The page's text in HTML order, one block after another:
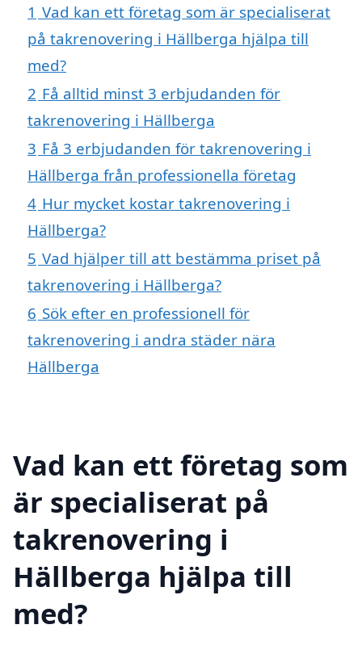
1 Vad kan ett företag som är specialiserat
på takrenovering i Hällberga hjälpa till
med?
2 Få alltid minst 3 erbjudanden för
takrenovering i Hällberga
3 Få 3 erbjudanden för takrenovering i
Hällberga från professionella företag
4 Hur mycket kostar takrenovering i
Hällberga?
5 Vad hjälper till att bestämma priset på
takrenovering i Hällberga?
6 Sök efter en professionell för
takrenovering i andra städer nära
Hällberga
Vad kan ett företag som
är specialiserat på
takrenovering i
Hällberga hjälpa till
med?